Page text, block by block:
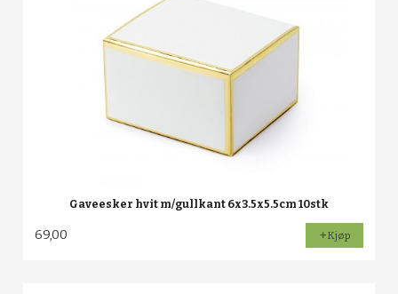
Gaveesker hvit m/gullkant 6x3.5x5.5cm 10stk
69,00 Kjøp